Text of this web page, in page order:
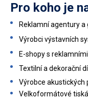
Pro koho je
Reklamní agentury
Výrobci výstavních
E-shopy s
Textilní a dekorační
Výrobce akustických
Velkoformátové